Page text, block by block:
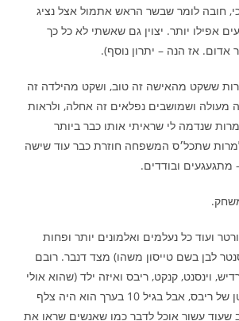
חובה לומר שבשר הראש אתמול אצל נציג
אפילו יותר. יצוין גם שאשתי לא כל כך
אז הנה – יתרון נוסף).
ששקט מהאישה זה טוב, ושקט מהילדה זה
מעולה ושמושבים נפלאים זה אחלה, ולראות
שנדמה לי שראיתי אותו כבר ביותר
שתכל׳ס המשפחה חוזרת כבר עוד שישה
מתגעגעים ובודדים.
ועוד כל נעלמים ואלמונים יותר ופחות
סנטר לבן בשם טייסון משהו) מצד דנבר. רובם
וינסנט, קנקט, ריבס ואיזה ילד (שהוא אולי
ואולי גם לא האח הקטן של ריבס, אבל בגיל 10 בערך הוא היה צלף
שעוד עשור אוכל לדבר כמו שאנשים שראו את